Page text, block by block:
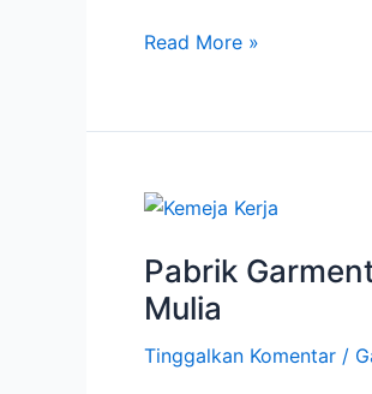
Mulia
Read More »
Pabrik
Mulia
Tinggalkan Komentar /
Pabrik
&
Konveksi
Baju
Seragam